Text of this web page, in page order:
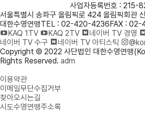
사업자등록번호 : 215-
서울특별시 송파구 올림픽로 424 올림픽회관
대한수영연맹TEL : 02-420-4236FAX :
KAQ 1TV
KAQ 2TV 네이버 TV 경영
네이버 TV 수구
네이버 TV 아티스틱
Copyright © 2022 사단법인 대한수영연맹
Rights Reserved. adm
이용약관
이메일무단수집거부
찾아오시는길
시도수영연맹주소록